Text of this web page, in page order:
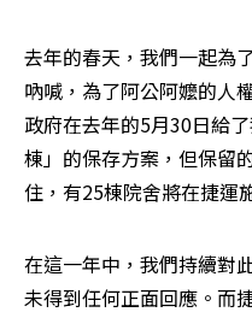
去年的春天，我們一起為
吶喊，為了阿公阿嬤的人
政府在去年的5月30日給
棟」的保存方案，但保留
住，有25棟院舍將在捷運
在這一年中，我們持續對
未得到任何正面回應。而